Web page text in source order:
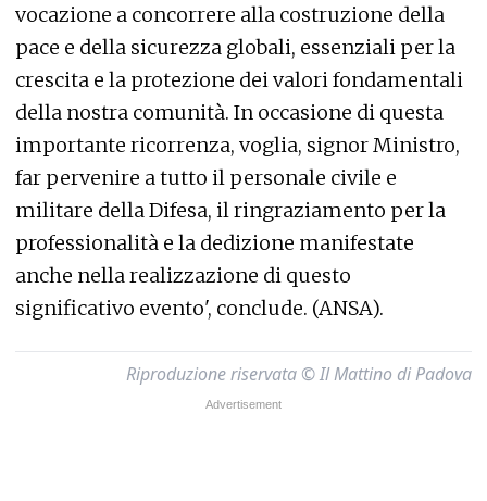
vocazione a concorrere alla costruzione della
pace e della sicurezza globali, essenziali per la
crescita e la protezione dei valori fondamentali
della nostra comunità. In occasione di questa
importante ricorrenza, voglia, signor Ministro,
far pervenire a tutto il personale civile e
militare della Difesa, il ringraziamento per la
professionalità e la dedizione manifestate
anche nella realizzazione di questo
significativo evento', conclude. (ANSA).
Riproduzione riservata © Il Mattino di Padova